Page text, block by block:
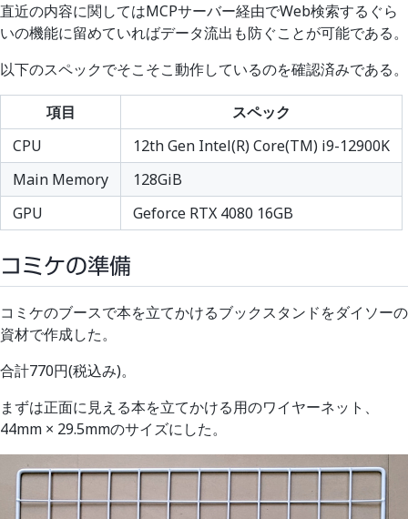
直近の内容に関してはMCPサーバー経由でWeb検索するぐら
いの機能に留めていればデータ流出も防ぐことが可能である。
以下のスペックでそこそこ動作しているのを確認済みである。
項目
スペック
CPU
12th Gen Intel(R) Core(TM) i9-12900K
Main Memory
128GiB
GPU
Geforce RTX 4080 16GB
コミケの準備
コミケのブースで本を立てかけるブックスタンドをダイソーの
資材で作成した。
合計770円(税込み)。
まずは正面に見える本を立てかける用のワイヤーネット、
44mm × 29.5mmのサイズにした。